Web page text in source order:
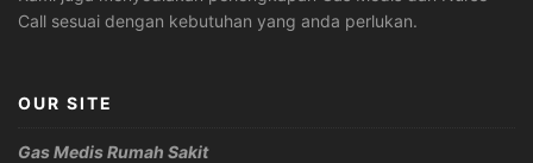
Call sesuai dengan kebutuhan yang anda perlukan.
OUR SITE
Gas Medis Rumah Sakit